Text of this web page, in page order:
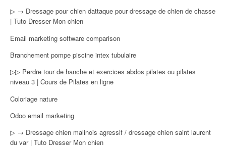
▷ → Dressage pour chien dattaque pour dressage de chien de chasse
| Tuto Dresser Mon chien
Email marketing software comparison
Branchement pompe piscine intex tubulaire
▷▷ Perdre tour de hanche et exercices abdos pilates ou pilates
niveau 3 | Cours de Pilates en ligne
Coloriage nature
Odoo email marketing
▷ → Dressage chien malinois agressif / dressage chien saint laurent
du var | Tuto Dresser Mon chien